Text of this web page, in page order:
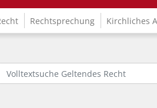
Rechtsprechung Kirchliches
Volltextsuche Geltendes Recht